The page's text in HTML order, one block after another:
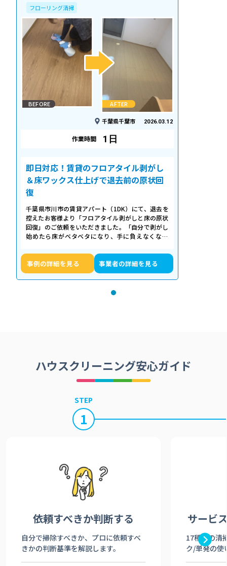
フローリング清掃
BEFORE AFTER
千葉県千葉市 2026.03.12
作業時間 1日
即日対応！賃貸のフロアタイル剥がし
＆床ワックス仕上げで退去前の原状回
復
千葉県市川市の賃貸アパート（1DK）にて、退去を
控えたお客様より「フロアタイル剥がしと床の原状
回復」のご依頼をいただきました。「自分で剥がし
始めたら床がベタベタになり、手に負えなくなっ
事例の詳細を見る 事業者の詳細を見る
ハウスクリーニング安心ガイド
STEP
1
依頼すべきか判断する
自分で掃除すべきか、プロに依頼すべ
きかの判断基準を解説します。
サービ
17種類の清
ク/単発の使